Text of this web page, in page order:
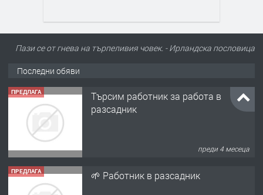
Пази се от гнева на търпеливия човек. - Ирландскa пословицa
Последни обяви
ПРЕДЛАГА
Търсим работник за работа в
разсадник
преди 4 месеца
ПРЕДЛАГА 🌱 Работник в разсадник